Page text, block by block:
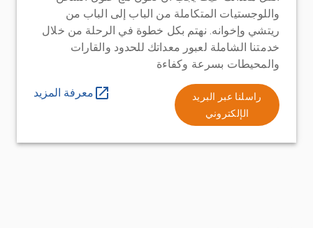
واللوجستيات المتكاملة من الباب إلى الباب من
ريتشي وإخوانه. نهتم بكل خطوة في الرحلة من خلال
خدمتنا الشاملة لعبور معداتك للحدود والقارات
والمحيطات بسرعة وكفاءة
راسلنا عبر البريد
الإلكتروني
معرفة المزيد